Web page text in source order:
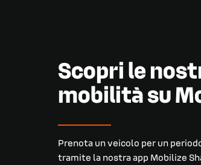
Scopri le
mobilità su
Prenota un veicolo per un
tramite la nostra app Mobilize